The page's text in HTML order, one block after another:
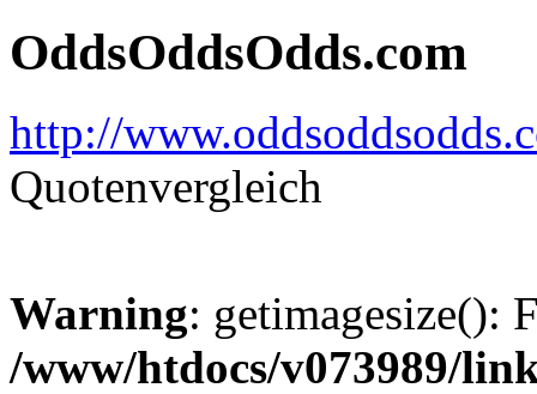
OddsOddsOdds.com
http://
Quotenvergleich
Warning: getimagesize():
/www/htdocs/v073989/